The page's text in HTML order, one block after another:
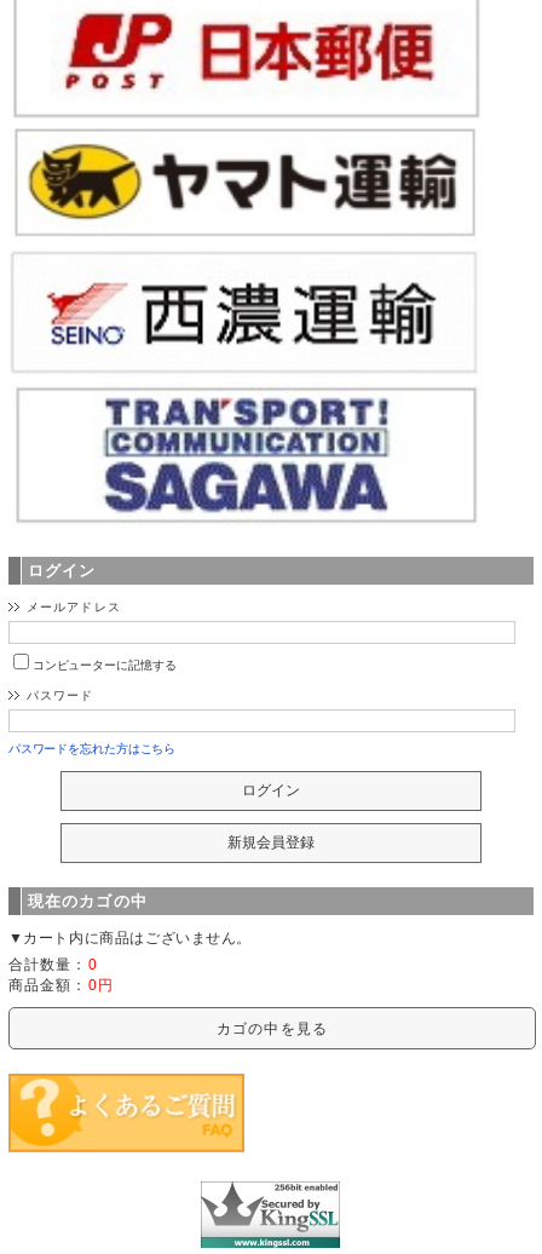
ログイン
メールアドレス
コンピューターに記憶する
パスワード
パスワードを忘れた方はこちら
現在のカゴの中
▼カート内に商品はございません。
合計数量： 0
商品金額： 0円
カゴの中を見る